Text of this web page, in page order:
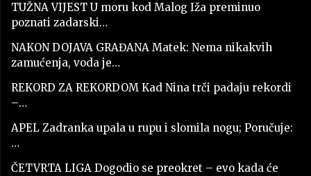
TUŽNA VIJEST U moru kod Malog Iža preminuo
poznati zadarski…
NAKON DOJAVA GRAĐANA Matek: Nema nikakvih
zamućenja, voda je…
REKORD ZA REKORDOM Kad Nina trči padaju rekordi
–…
APEL Zadranka upala u rupu i slomila nogu; Poručuje:
…
ČETVRTA LIGA Dogodio se preokret – evo kada će